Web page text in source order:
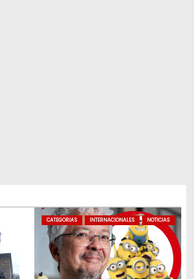
CATEGORIAS INTERNACIONALES NOTICIAS